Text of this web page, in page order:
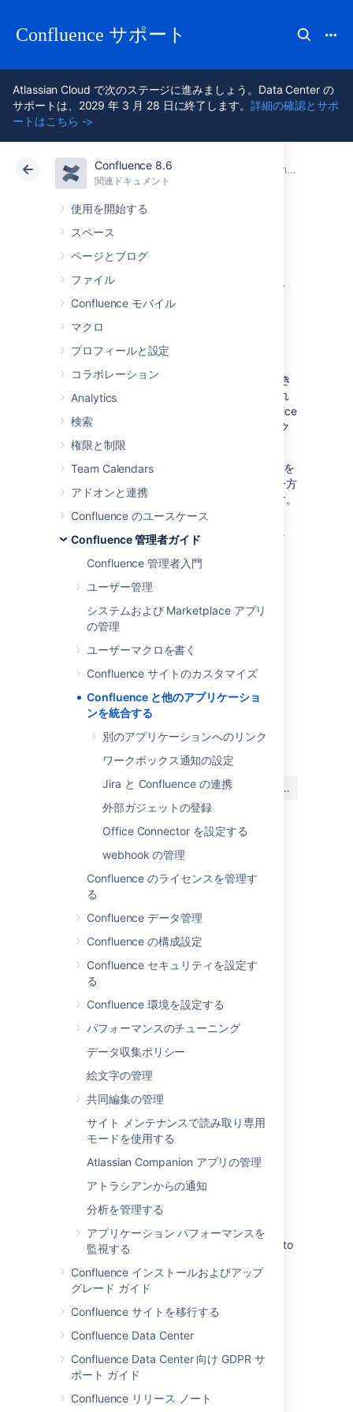
Confluence サポート
Atlassian Cloud で次のステージに進みましょう。Data Center の
サポートは、2029 年 3 月 28 日に終了します。詳細の確認とサポ
ートはこちら ->
Confluence 8.6
関連ドキュメント
使用を開始する
スペース
ページとブログ
ファイル
Confluence モバイル
マクロ
プロフィールと設定
コラボレーション
Analytics
検索
権限と制限
Team Calendars
アドオンと連携
Confluence のユースケース
Confluence 管理者ガイド
Confluence 管理者入門
ユーザー管理
システムおよび Marketplace アプリ
の管理
ユーザーマクロを書く
Confluence サイトのカスタマイズ
Confluence と他のアプリケーショ
ンを統合する
別のアプリケーションへのリンク
ワークボックス通知の設定
Jira と Confluence の連携
外部ガジェットの登録
Office Connector を設定する
webhook の管理
Confluence のライセンスを管理す
る
Confluence データ管理
Confluence の構成設定
Confluence セキュリティを設定す
る
Confluence 環境を設定する
パフォーマンスのチューニング
データ収集ポリシー
絵文字の管理
共同編集の管理
サイト メンテナンスで読み取り専用
モードを使用する
Atlassian Companion アプリの管理
アトラシアンからの通知
分析を管理する
アプリケーション パフォーマンスを
監視する
Confluence インストールおよびアップ
グレード ガイド
Confluence サイトを移行する
Confluence Data Center
Confluence Data Center 向け GDPR サ
ポート ガイド
Confluence リリース ノート
アトラシアン サポート 関連ドキュメント
Confluence 管理者ガイド
クラウド Data Center 8.6
Confluence と他の
アプリケーション
を統合する
Confluence を他のアプリケーションと統合でき
ます。アプリケーション リンク機能を利用すれ
ば、Confluence を Jira Software や Jira Service
Management などのアプリケーションにリンク
できます。
2 つのアプリケーションをリンクすれば、情報を
共有し、一方のアプリケーション内からもう一方
のアプリケーションの機能にアクセスできます。
たとえば、Jira 課題マクロを使用して、
関連トピック
別のアプリケーションへのリンク
Jira と Confluence の連携
Office Connector を設定する
webhook の管理
最終更新日: 2023 年 10 月 13 日
この内容はお役に立ちました
いいえ
このセクションの項目
別のアプリケーションへのリンク
ワークボックス通知の設定
Jira と Confluence の連携
外部ガジェットの登録
Office Connector を設定する
webhook の管理
Administer Confluence to improve the user
experience
Welcome to Confluence
Explore Confluence administration
Earn the Confluence Essentials certification
Excessive <ul><li> tags causing PDF Export to
What is Confluence Cloud?
Use Confluence analytics to monitor spaces
Remote Confluence Data Objects
How to find the Character encoding of